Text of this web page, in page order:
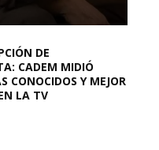
DE
CADEM MIDIÓ
CONOCIDOS Y MEJOR
LA TV